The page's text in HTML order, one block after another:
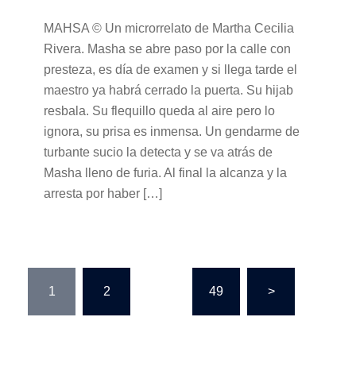
MAHSA © Un microrrelato de Martha Cecilia
Rivera. Masha se abre paso por la calle con
presteza, es día de examen y si llega tarde el
maestro ya habrá cerrado la puerta. Su hijab
resbala. Su flequillo queda al aire pero lo
ignora, su prisa es inmensa. Un gendarme de
turbante sucio la detecta y se va atrás de
Masha lleno de furia. Al final la alcanza y la
arresta por haber […]
pagination
1 2 49 >